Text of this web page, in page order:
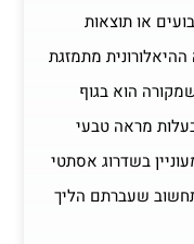
או תוצאות
מתמזגת
הוא בגוף
מראה טבעי
בשדרוג אסתטי
שעברתם הליך